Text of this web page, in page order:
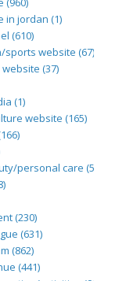
in jordan (1)
(610)
website (67)
(37)
(1)
website (165)
personal care (596)
(230)
(631)
(862)
(441)